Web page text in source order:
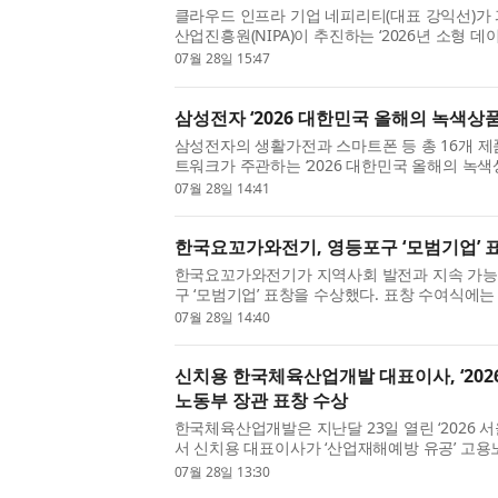
클라우드 인프라 기업 네피리티(대표 강익선)
산업진흥원(NIPA)이 추진하는 ‘2026년 소형 데
성장지원사업’의 주관기관으로 최종 선정됐다
07월 28일 15:47
삼성전자 ‘2026 대한민국 올해의 녹색상
삼성전자의 생활가전과 스마트폰 등 총 16개
트워크가 주관하는 ‘2026 대한민국 올해의 녹
지 절감 기술과 고효율 기술을 적용한 제품들
07월 28일 14:41
한국요꼬가와전기, 영등포구 ‘모범기업’
한국요꼬가와전기가 지역사회 발전과 지속 가
구 ‘모범기업’ 표창을 수상했다. 표창 수여식에
이 참석했으며, 한국요꼬가와전기는 ‘모범기업
07월 28일 14:40
신치용 한국체육산업개발 대표이사,
노동부 장관 표창 수상
한국체육산업개발은 지난달 23일 열린 ‘2026
서 신치용 대표이사가 ‘산업재해예방 유공’ 고
밝혔다. 산업재해예방 유공 포상은 고용노동부
07월 28일 13:30